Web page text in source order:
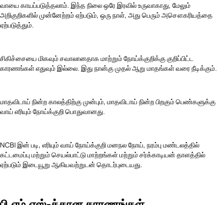
வாயை காயப்படுத்தலாம். இந்த நிலை ஒரே இரவில் உருவாகாது, மேலும்
அறிகுறிகளில் முன்னேற்றம் ஏற்படும், ஒரு நாள், அது பெரும் அசௌகரியத்தை
ஏற்படுத்தும்.
சிகிச்சையை மிகவும் சவாலானதாக மாற்றும் நோய்க்குறிக்கு குறிப்பிட்ட
காரணங்கள் எதுவும் இல்லை. இது நான்கு முதல் ஆறு மாதங்கள் வரை நீடிக்கும்.
மாதவிடாய் நின்ற காலத்திற்கு முன்பும், மாதவிடாய் நின்ற பிறகும் பெண்களுக்கு
வாய் எரியும் நோய்க்குறி பொதுவானது.
NCBI இன் படி, எரியும் வாய் நோய்க்குறி மனநல நோய், நரம்பு மண்டலத்தில்
கட்டமைப்பு மற்றும் செயல்பாட்டு மாற்றங்கள் மற்றும் சர்க்காடியன் தாளத்தில்
ஏற்படும் இடையூறு ஆகியவற்றுடன் தொடர்புடையது.